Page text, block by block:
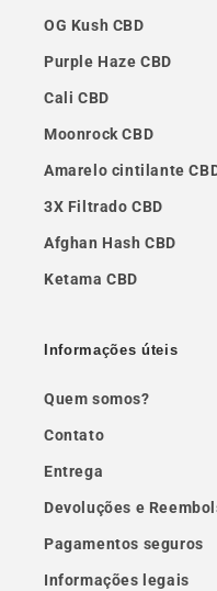
OG Kush CBD
Purple Haze CBD
Cali CBD
Moonrock CBD
Amarelo cintilante
3X Filtrado CBD
Afghan Hash CBD
Ketama CBD
Informações úteis
Quem somos?
Contato
Entrega
Devoluções e
Pagamentos seguros
Informações legais